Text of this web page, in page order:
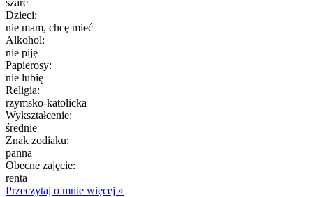
Dzieci:
nie mam, chcę mieć
Alkohol:
nie piję
Papierosy:
nie lubię
Religia:
rzymsko-katolicka
Wykształcenie:
średnie
Znak zodiaku:
panna
Obecne zajęcie:
renta
Przeczytaj o mnie więcej »